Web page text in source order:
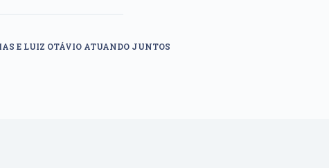
E LUIZ OTÁVIO ATUANDO JUNTOS